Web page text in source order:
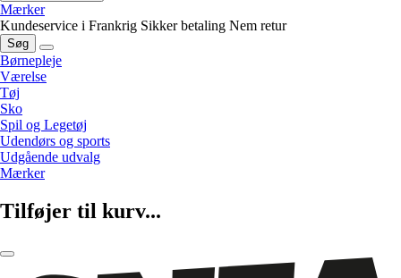
Mærker
Kundeservice i Frankrig Sikker betaling Nem retur
Søg
Børnepleje
Værelse
Tøj
Sko
Spil og Legetøj
Udendørs og sports
Udgående udvalg
Mærker
Tilføjer til kurv...